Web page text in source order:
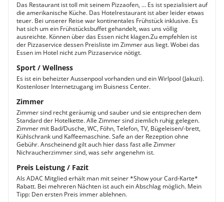
Das Restaurant ist toll mit seinem Pizzaofen, ... Es ist spezialisiert auf
die amerikanische Küche. Das Hotelrestaurant ist aber leider etwas
teuer. Bei unserer Reise war kontinentales Frühstück inklusive. Es
hat sich um ein Frühstücksbuffet gehandelt, was uns völlig
ausreichte. Können über das Essen nicht klagen.Zu empfehlen ist
der Pizzaservice dessen Preisliste im Zimmer aus liegt. Wobei das
Essen im Hotel nicht zum Pizzaservice nötigt.
Sport / Wellness
Es ist ein beheizter Aussenpool vorhanden und ein Wirlpool (Jakuzi).
Kostenloser Internetzugang im Buisness Center.
Zimmer
Zimmer sind recht geräumig und sauber und sie entsprechen dem
Standard der Hotelkette. Alle Zimmer sind ziemlich ruhig gelegen.
Zimmer mit Bad/Dusche, WC, Föhn, Telefon, TV, Bügeleisen/-brett,
Kühlschrank und Kaffeemaschine. Safe an der Rezeption ohne
Gebühr. Anscheinend gilt auch hier dass fast alle Zimmer
Nichraucherzimmer sind, was sehr angenehm ist.
Preis Leistung / Fazit
Als ADAC Mitglied erhält man mit seiner *Show your Card-Karte*
Rabatt. Bei mehreren Nächten ist auch ein Abschlag möglich. Mein
Tipp: Den ersten Preis immer ablehnen.